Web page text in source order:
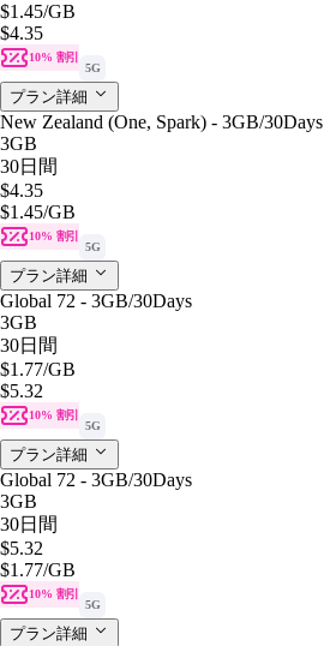
$1.45/GB
$4.35
10% 割引
5G
プラン詳細
New Zealand (One, Spark) - 3GB/30Days
3GB
30日間
$4.35
$1.45/GB
10% 割引
5G
プラン詳細
Global 72 - 3GB/30Days
3GB
30日間
$1.77/GB
$5.32
10% 割引
5G
プラン詳細
Global 72 - 3GB/30Days
3GB
30日間
$5.32
$1.77/GB
10% 割引
5G
プラン詳細